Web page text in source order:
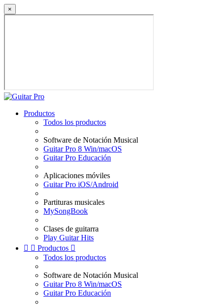
×
Productos
Todos los productos
Software de Notación Musical
Guitar Pro 8 Win/macOS
Guitar Pro Educación
Aplicaciones móviles
Guitar Pro iOS/Android
Partituras musicales
MySongBook
Clases de guitarra
Play Guitar Hits
  Productos 
Todos los productos
Software de Notación Musical
Guitar Pro 8 Win/macOS
Guitar Pro Educación